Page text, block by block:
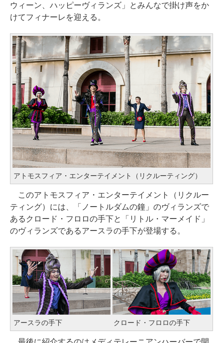
ウィーン、ハッピーヴィランズ」とみんなで掛け声をか
けてフィナーレを迎える。
アトモスフィア・エンターテイメント（リクルーティング）
このアトモスフィア・エンターテイメント（リクルー
ティング）には、「ノートルダムの鐘」のヴィランズで
あるクロード・フロロの手下と「リトル・マーメイド」
のヴィランズであるアースラの手下が登場する。
アースラの手下 クロード・フロロの手下